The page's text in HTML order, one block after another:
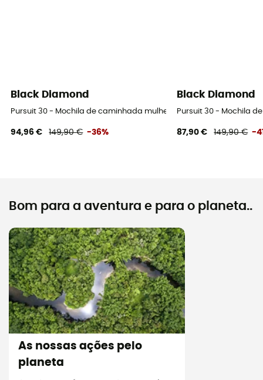
Black Diamond
Pursuit 30 - Mochila de caminhada mulher
94,96 € 149,90 € -36%
Black Diamond
Pursuit 30 - Mochila
87,90 € 149,90 € -
Bom para a aventura e para o planeta..
As nossas ações pelo
planeta